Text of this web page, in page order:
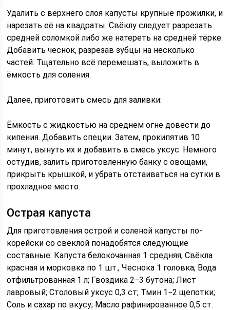
Удалить с верхнего слоя капусты крупные прожилки, и
нарезать её на квадраты. Свёклу следует разрезать
средней соломкой либо же натереть на средней тёрке.
Добавить чеснок, разрезав зубцы на несколько
частей. Тщательно всё перемешать, выложить в
ёмкость для соления.
Далее, приготовить смесь для заливки:
Ёмкость с жидкостью на среднем огне довести до
кипения. Добавить специи. Затем, прокипятив 10
минут, вынуть их и добавить в смесь уксус. Немного
остудив, залить приготовленную банку с овощами,
прикрыть крышкой, и убрать отстаиваться на сутки в
прохладное место.
Острая капуста
Для приготовления острой и соленой капусты по-
корейски со свёклой понадобятся следующие
составные: Капуста белокочанная 1 средняя; Свёкла
красная и морковка по 1 шт.; Чеснока 1 головка; Вода
отфильтрованная 1 л; Гвоздика 2−3 бутона; Лист
лавровый; Столовый уксус 0,3 ст; Тмин 1−2 щепотки;
Соль и сахар по вкусу; Масло рафинированное 0,5 ст.